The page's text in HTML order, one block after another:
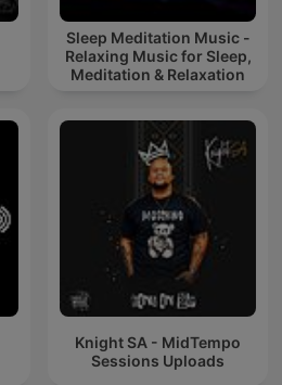
Sleep Meditation Music -
Relaxing Music for Sleep,
Meditation & Relaxation
Knight SA - MidTempo
Sessions Uploads